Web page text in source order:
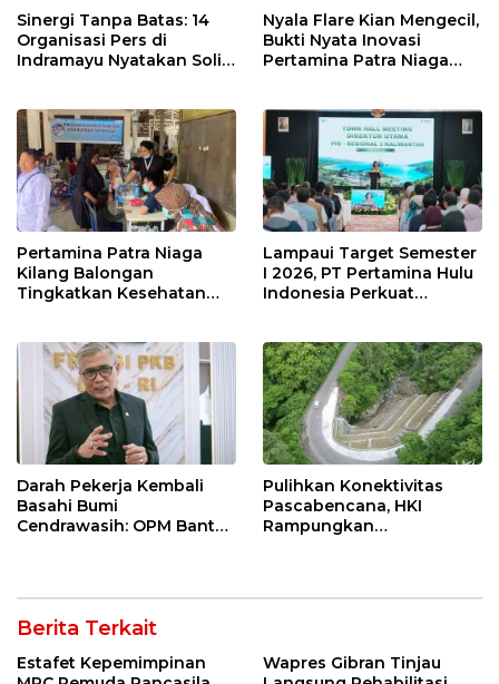
Sinergi Tanpa Batas: 14
Organisasi Pers di
Indramayu Nyatakan Solid
Nyala Flare Kian Mengecil,
Bukti Nyata Inovasi
Pertamina Patra Niaga
Pertamina Patra Niaga
Kilang Balongan
Tingkatkan Kesehatan
Rutin dan Edukasi
Perawatan Gigi
Lampaui Target Semester
I 2026, PT Pertamina Hulu
Indonesia Perkuat
Keselamatan Kerja
Darah Pekerja Kembali
Basahi Bumi
Cendrawasih: OPM Bantai
Pulihkan Konektivitas
Pascabencana, HKI
Rampungkan
Berita Terkait
Estafet Kepemimpinan
Wapres Gibran Tinjau